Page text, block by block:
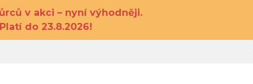
v akci – nyní výhodněji.
Platí do 23.8.2026!